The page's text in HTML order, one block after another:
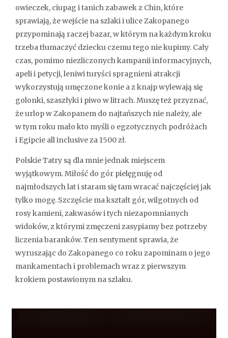
owieczek, ciupag i tanich zabawek z Chin, które
sprawiają, że wejście na szlaki i ulice Zakopanego
przypominają raczej bazar, w którym na każdym kroku
trzeba tłumaczyć dziecku czemu tego nie kupimy. Cały
czas, pomimo niezliczonych kampanii informacyjnych,
apeli i petycji, leniwi turyści spragnieni atrakcji
wykorzystują umęczone konie a z knajp wylewają się
golonki, szaszłyki i piwo w litrach. Muszę też przyznać,
że urlop w Zakopanem do najtańszych nie należy, ale
w tym roku mało kto myśli o egzotycznych podróżach
i Egipcie all inclusive za 1500 zł.
Polskie Tatry są dla mnie jednak miejscem
wyjątkowym. Miłość do gór pielęgnuję od
najmłodszych lat i staram się tam wracać najczęściej jak
tylko mogę. Szczęście ma kształt gór, wilgotnych od
rosy kamieni, zakwasów i tych niezapomnianych
widoków, z którymi zmęczeni zasypiamy bez potrzeby
liczenia baranków. Ten sentyment sprawia, że
wyruszając do Zakopanego co roku zapominam o jego
mankamentach i problemach wraz z pierwszym
krokiem postawionym na szlaku.